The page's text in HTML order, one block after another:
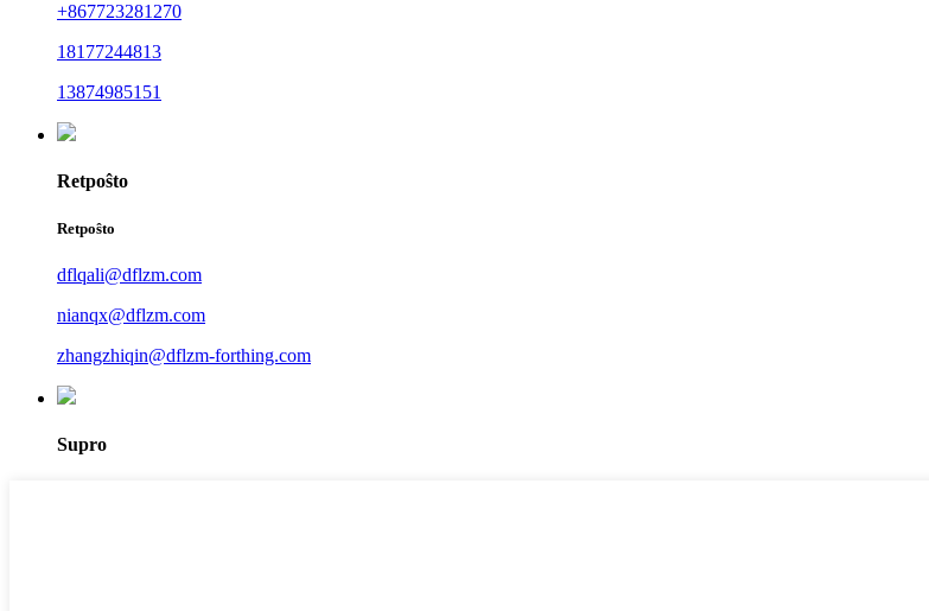
+867723281270
18177244813
13874985151
Retpoŝto
Retpoŝto
dflqali@dflzm.com
nianqx@dflzm.com
zhangzhiqin@dflzm-forthing.com
Supro